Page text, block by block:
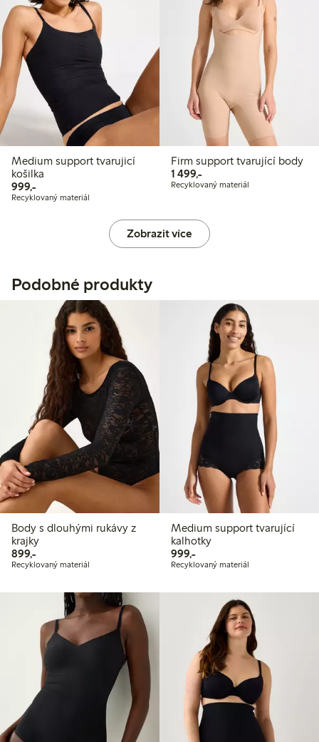
Medium support tvarujicí
košilka
999,-999,00 Kč
Recyklovaný materiál
Firm support tvarující body
1 499,-1 499,00 Kč
Recyklovaný materiál
Zobrazit více
Podobné produkty
Body s dlouhými rukávy z
krajky
899,-899,00 Kč
Recyklovaný materiál
Medium support tvarující
kalhotky
999,-999,00 Kč
Recyklovaný materiál